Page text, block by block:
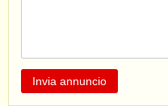
Local business
Motori
Multimedia
Invia annuncio